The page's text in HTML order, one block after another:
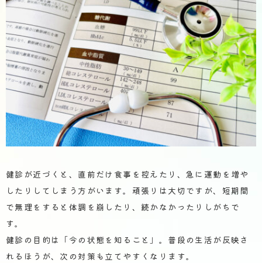
健診が近づくと、直前だけ食事を控えたり、急に運動を増や
したりしてしまう方がいます。頑張りは大切ですが、短期間
で無理をすると体調を崩したり、続かなかったりしがちで
す。
健診の目的は「今の状態を知ること」。普段の生活が反映さ
れるほうが、次の対策も立てやすくなります。